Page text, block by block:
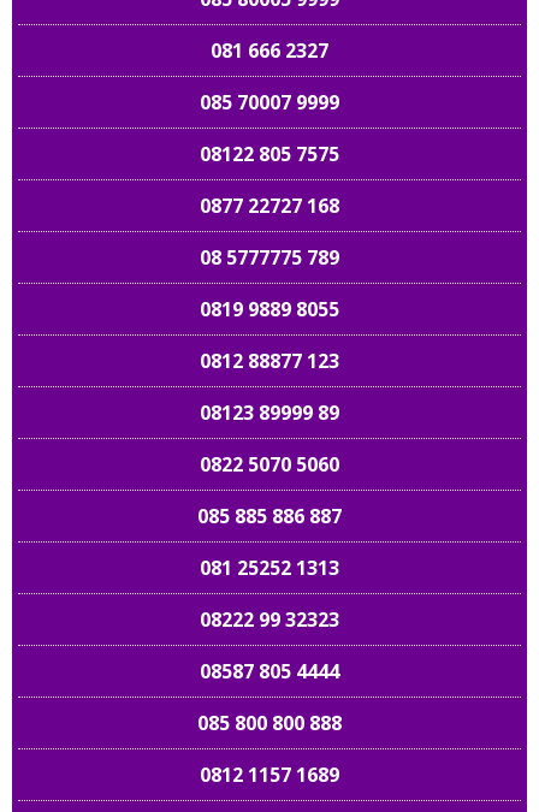
081 666 2327
085 70007 9999
08122 805 7575
0877 22727 168
08 5777775 789
0819 9889 8055
0812 88877 123
08123 89999 89
0822 5070 5060
085 885 886 887
081 25252 1313
08222 99 32323
08587 805 4444
085 800 800 888
0812 1157 1689